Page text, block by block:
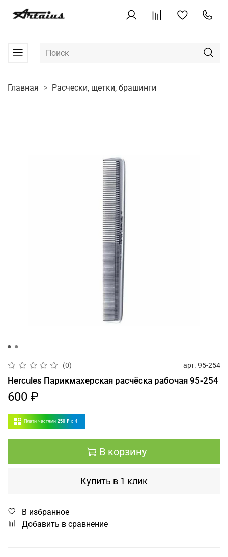
Главная Расчески, щетки, брашинги
(0) арт. 95-254
Hercules Парикмахерская расчёска рабочая 95-254
600 ₽
Плати частями 250 ₽ x 4
В корзину
Купить в 1 клик
В избранное
Добавить в сравнение